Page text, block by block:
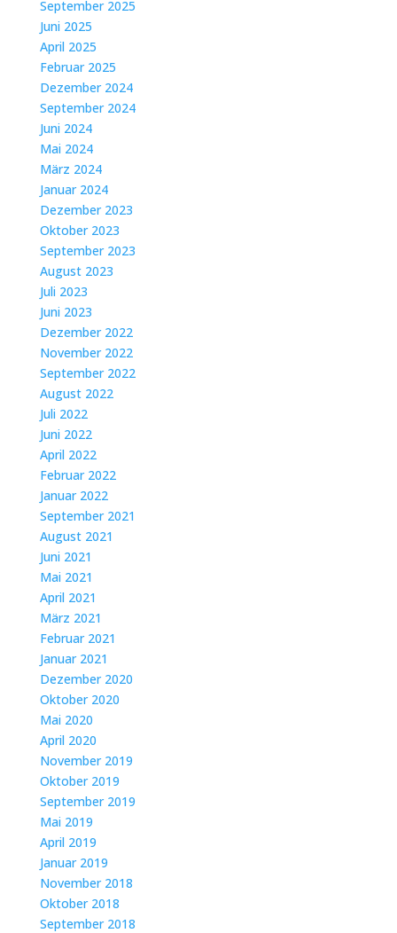
September 2025
Juni 2025
April 2025
Februar 2025
Dezember 2024
September 2024
Juni 2024
Mai 2024
März 2024
Januar 2024
Dezember 2023
Oktober 2023
September 2023
August 2023
Juli 2023
Juni 2023
Dezember 2022
November 2022
September 2022
August 2022
Juli 2022
Juni 2022
April 2022
Februar 2022
Januar 2022
September 2021
August 2021
Juni 2021
Mai 2021
April 2021
März 2021
Februar 2021
Januar 2021
Dezember 2020
Oktober 2020
Mai 2020
April 2020
November 2019
Oktober 2019
September 2019
Mai 2019
April 2019
Januar 2019
November 2018
Oktober 2018
September 2018